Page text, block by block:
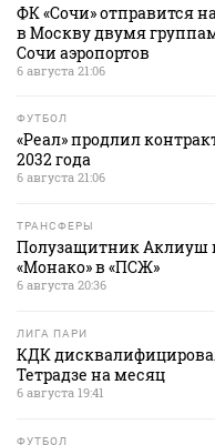
ФК «Сочи» отправится
в Москву двумя
Сочи аэропортов
6 августа 21:06
ФУТБОЛ
«Реал» продлил
2032 года
6 августа 21:06
ТРАНСФЕРЫ
Полузащитник Аклиуш
«Монако» в «ПСЖ»
6 августа 20:36
ЛИГА ПАРИ
КДК
Тетрадзе на месяц
6 августа 19:41
ФУТБОЛ